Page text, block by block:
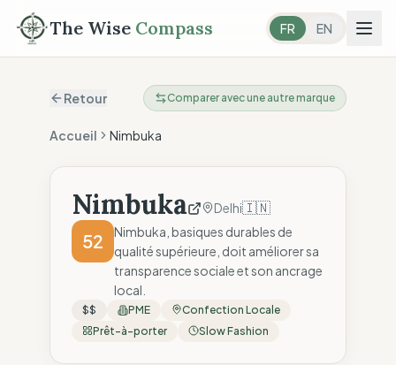
The Wise Compass FR EN
Retour Comparer avec une autre marque
Accueil Nimbuka
Nimbuka Delhi🇮🇳
52
Nimbuka, basiques durables de
qualité supérieure, doit améliorer sa
transparence sociale et son ancrage
local.
$$ PME
Confection Locale
Prêt-à-porter
Slow Fashion